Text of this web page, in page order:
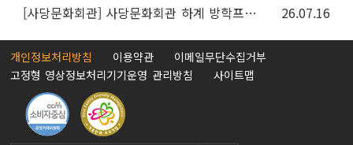
사당문화회관 사당문화회관 하계 방학프로그램 및 추가 회원모집 안내 26.07.16
개인정보처리방침 이용약관
이메일무단수집거부
고정형 영상정보처리기기운영 관리방침
사이트맵